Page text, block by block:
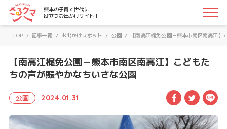
さるクマ-さるこう、熊本-｜熊本の子育て世代に役立つお
熊本の子育て世代に
役立つお出かけサイト！
TOP / 記事一覧 / お出かけスポット / 公園 / 【南高江梶免公園－熊本市南区南高江
【南高江梶免公園－熊本市南区南高江】こどもた
ちの声が賑やかなちいさな公園
公園 2024.01.31 Facebook